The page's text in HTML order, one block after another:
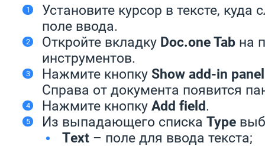
Установите курсор в тексте, куда
поле ввода.
Откройте вкладку Doc.one Tab на
инструментов.
Нажмите кнопку Show add-in panel
Справа от документа появится
Нажмите кнопку Add field.
Из выпадающего списка Type
Тext – поле для ввода текста;